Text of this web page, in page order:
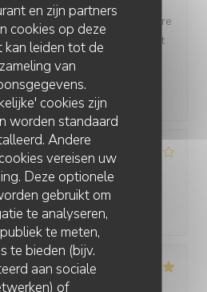
en zijn partners
cookies op deze
kan leiden tot de
van
cookies zijn
worden standaard
Andere
vereisen uw
Deze optionele
gebruikt om
te analyseren,
te meten,
te bieden (bijv.
aan sociale
of
découvert grâce à notre
installés confortablement
été rapide et les plats étaient
un très bon moment en
2
4/5 Keuken: 4 /5 Kwaliteit / Prijs